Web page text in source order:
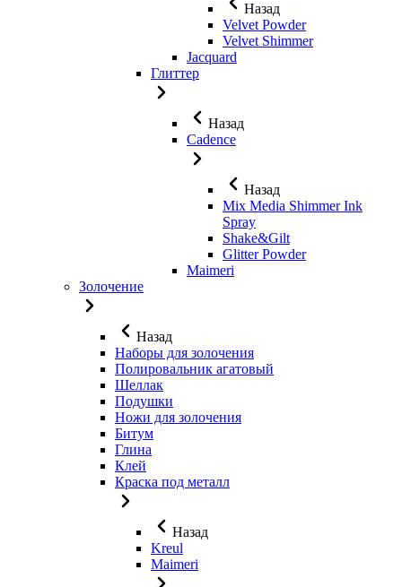
Назад
Velvet Powder
Velvet Shimmer
Jaсquard
Глиттер
Назад
Cadence
Назад
Mix Media Shimmer Ink
Spray
Shake&Gilt
Glitter Powder
Maimeri
Золочение
Назад
Наборы для золочения
Полировальник агатовый
Шеллак
Подушки
Ножи для золочения
Битум
Глина
Клей
Краска под металл
Назад
Kreul
Maimeri